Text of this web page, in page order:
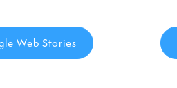
Web Stories